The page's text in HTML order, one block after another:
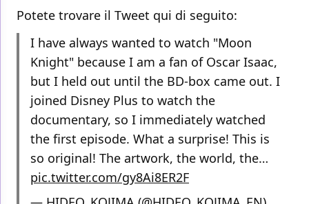
Potete trovare il Tweet qui di seguito:
I have always wanted to watch "Moon
Knight" because I am a fan of Oscar Isaac,
but I held out until the BD-box came out. I
joined Disney Plus to watch the
documentary, so I immediately watched
the first episode. What a surprise! This is
so original! The artwork, the world, the…
pic.twitter.com/gy8Ai8ER2F